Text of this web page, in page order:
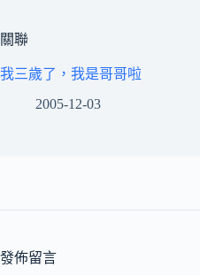
關聯
我三歲了，我是哥哥啦
2005-12-03
發佈留言